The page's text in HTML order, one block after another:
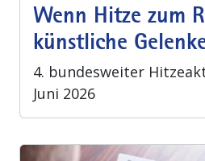
Wenn Hitze zum
künstliche
4. bundesweiter
Juni 2026